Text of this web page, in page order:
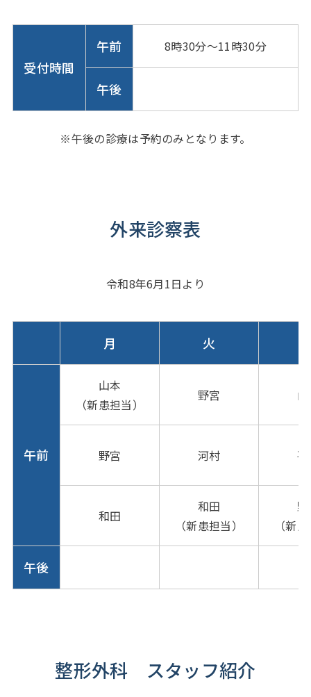
受付時間
午前 8時30分～11時30分
午後
※午後の診療は予約のみとなります。
外来診察表
令和8年6月1日より
月 火
午前
山本
（新患担当）
野宮
野宮 河村
和田
和田
（新患担当）
（新
午後
整形外科 スタッフ紹介